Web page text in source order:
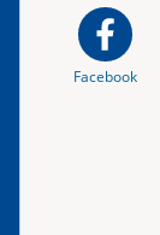
Facebook